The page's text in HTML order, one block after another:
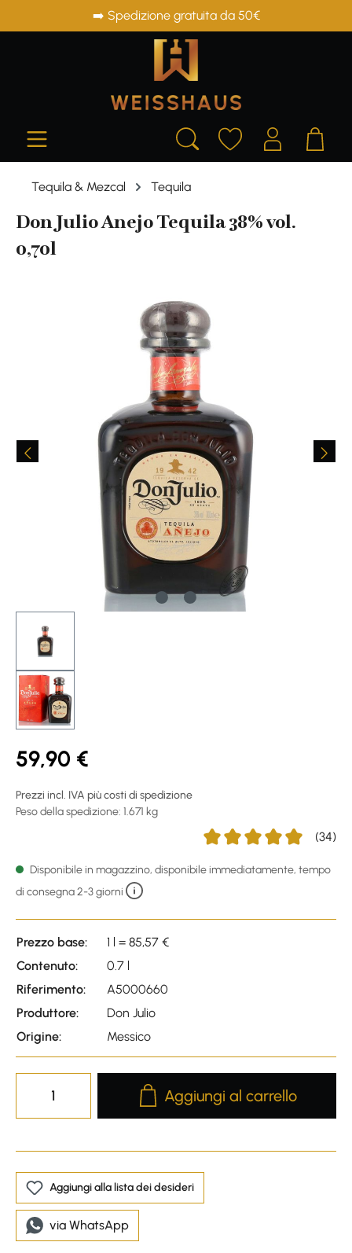
➡️ Spedizione gratuita da 50€
Tequila & Mezcal Tequila
Don Julio Anejo Tequila 38% vol.
0,70l
59,90 €
Prezzi incl. IVA più costi di spedizione
Peso della spedizione: 1.671 kg
(34)
Disponibile in magazzino, disponibile immediatamente, tempo
di consegna 2-3 giorni
Prezzo base:
1 l = 85,57 €
Contenuto:
0.7 l
Riferimento:
A5000660
Produttore:
Don Julio
Origine:
Messico
Product Quantity: Enter the
Aggiungi al carrello
Aggiungi alla lista dei desideri
via WhatsApp